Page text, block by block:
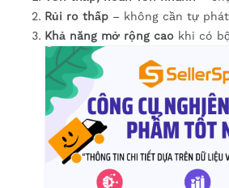
Rủi ro thấp – không cần tự
Khả năng mở rộng cao khi có